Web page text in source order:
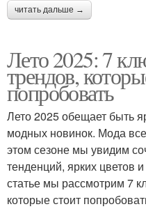
читать дальше →
Лето 2025: 7
трендов,
попробовать
Лето 2025 обещает быть
модных новинок. Мода
этом сезоне мы увидим
тенденций, ярких цветов
статье мы рассмотрим 7
которые стоит